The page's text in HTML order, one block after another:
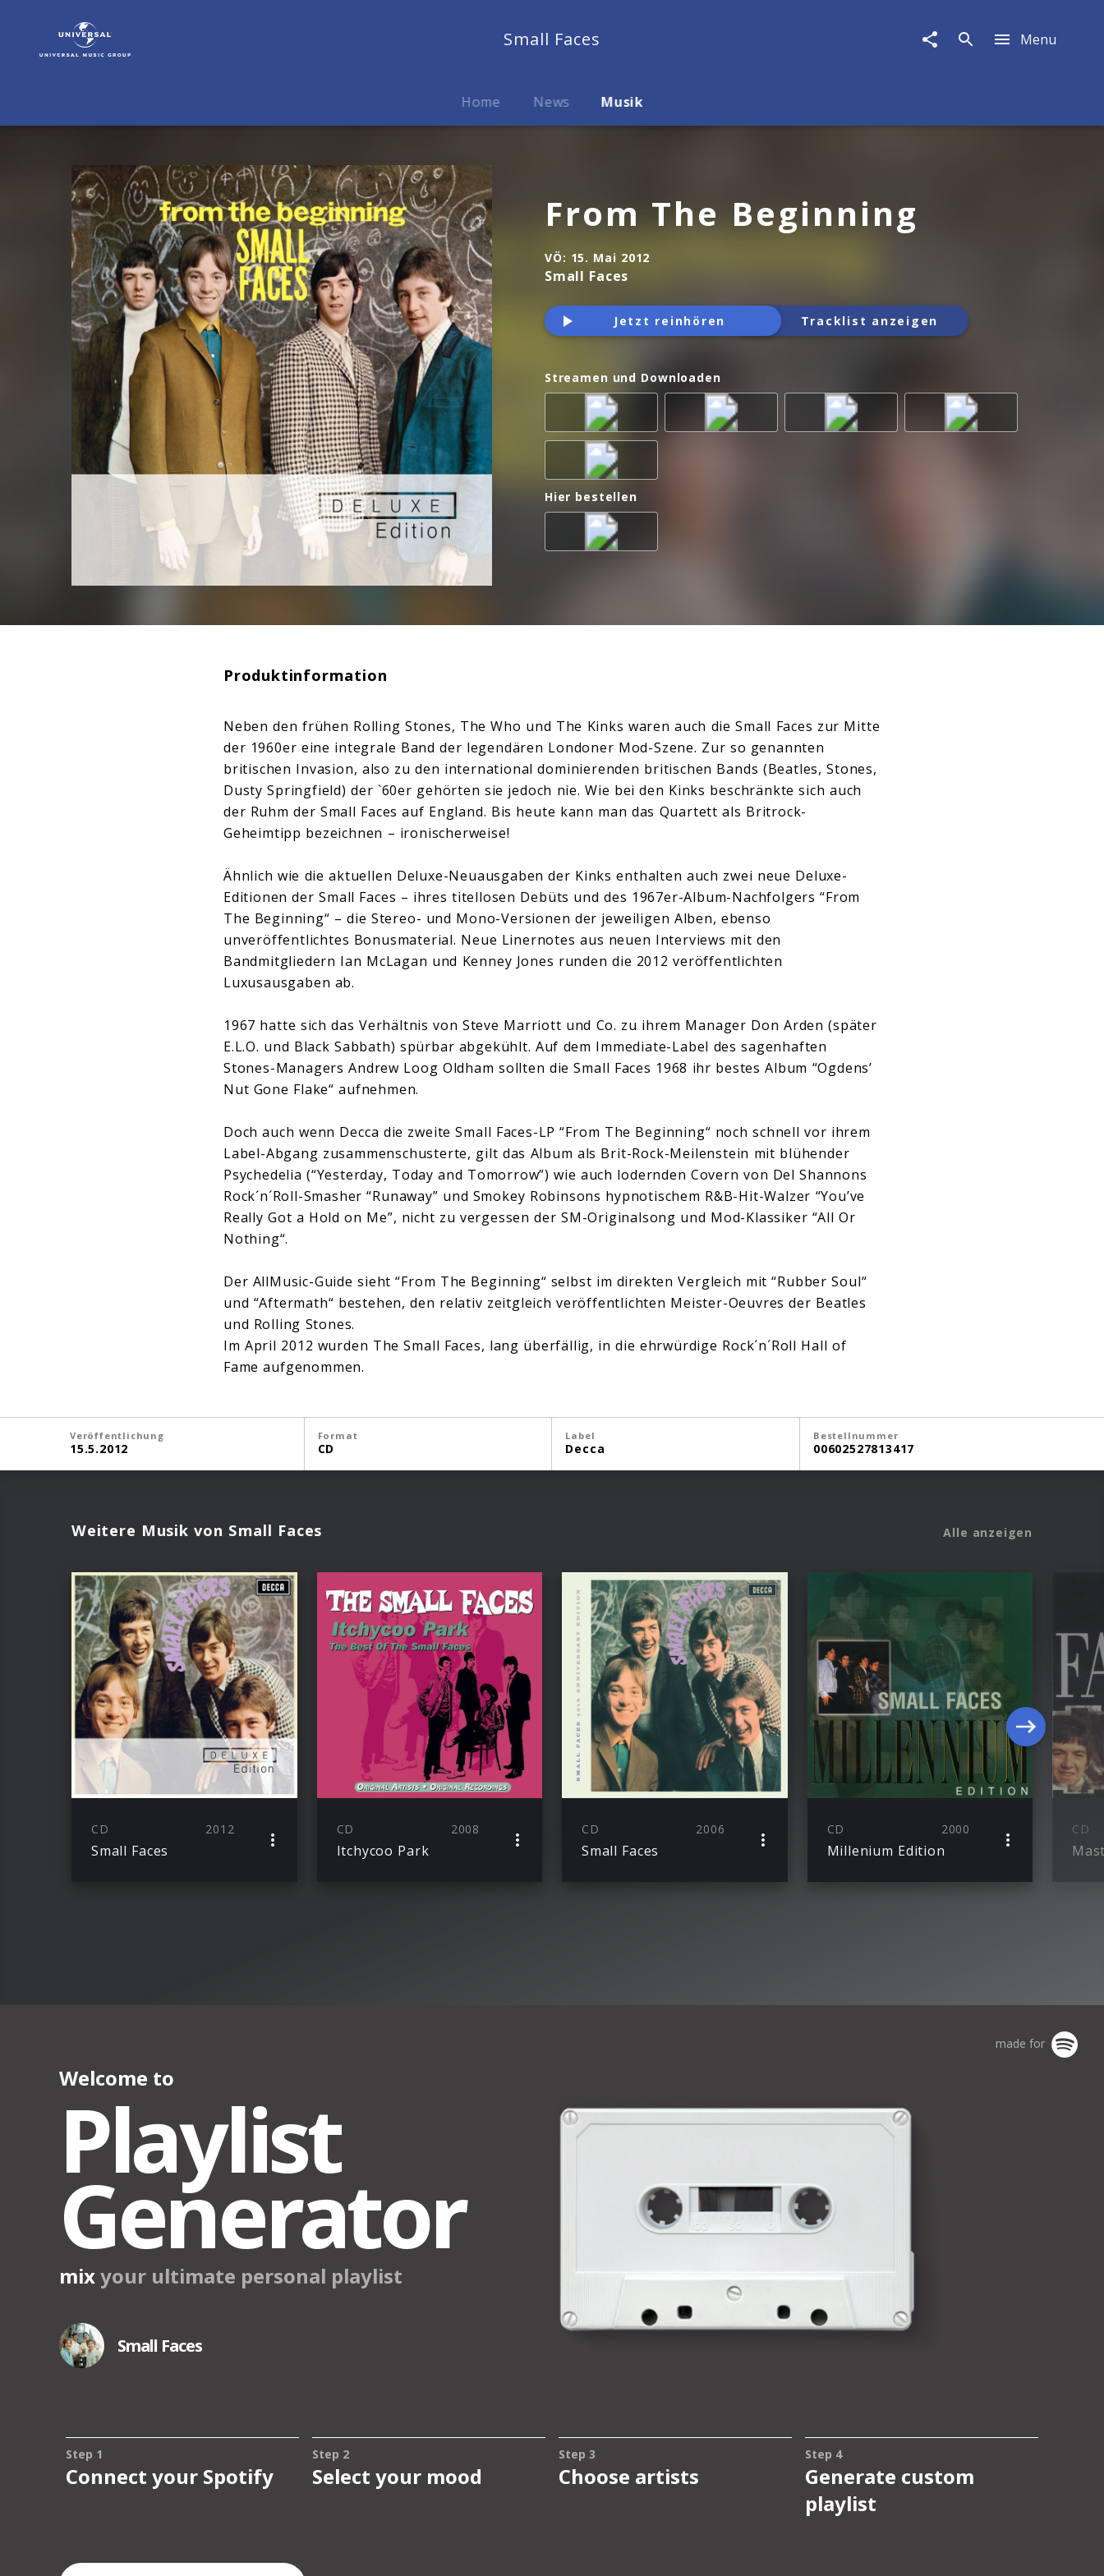
The
Small Faces Menu
Home News Musik
From The Beginning
VÖ: 15. Mai 2012
Small Faces
Jetzt reinhören Tracklist anzeigen
Streamen und Downloaden
Hier bestellen
Produktinformation
Neben den frühen Rolling Stones, The Who und The Kinks waren auch die Small Faces zur Mitte
der 1960er eine integrale Band der legendären Londoner Mod-Szene. Zur so genannten
britischen Invasion, also zu den international dominierenden britischen Bands (Beatles, Stones,
Dusty Springfield) der `60er gehörten sie jedoch nie. Wie bei den Kinks beschränkte sich auch
der Ruhm der Small Faces auf England. Bis heute kann man das Quartett als Britrock-
Geheimtipp bezeichnen – ironischerweise!
Ähnlich wie die aktuellen Deluxe-Neuausgaben der Kinks enthalten auch zwei neue Deluxe-
Editionen der Small Faces – ihres titellosen Debüts und des 1967er-Album-Nachfolgers “From
The Beginning“ – die Stereo- und Mono-Versionen der jeweiligen Alben, ebenso
unveröffentlichtes Bonusmaterial. Neue Linernotes aus neuen Interviews mit den
Bandmitgliedern Ian McLagan und Kenney Jones runden die 2012 veröffentlichten
Luxusausgaben ab.
1967 hatte sich das Verhältnis von Steve Marriott und Co. zu ihrem Manager Don Arden (später
E.L.O. und Black Sabbath) spürbar abgekühlt. Auf dem Immediate-Label des sagenhaften
Stones-Managers Andrew Loog Oldham sollten die Small Faces 1968 ihr bestes Album “Ogdens’
Nut Gone Flake“ aufnehmen.
Doch auch wenn Decca die zweite Small Faces-LP “From The Beginning“ noch schnell vor ihrem
Label-Abgang zusammenschusterte, gilt das Album als Brit-Rock-Meilenstein mit blühender
Psychedelia (“Yesterday, Today and Tomorrow”) wie auch lodernden Covern von Del Shannons
Rock´n´Roll-Smasher “Runaway” und Smokey Robinsons hypnotischem R&B-Hit-Walzer “You’ve
Really Got a Hold on Me”, nicht zu vergessen der SM-Originalsong und Mod-Klassiker “All Or
Nothing“.
Der AllMusic-Guide sieht “From The Beginning“ selbst im direkten Vergleich mit “Rubber Soul“
und “Aftermath“ bestehen, den relativ zeitgleich veröffentlichten Meister-Oeuvres der Beatles
und Rolling Stones.
Im April 2012 wurden The Small Faces, lang überfällig, in die ehrwürdige Rock´n´Roll Hall of
Fame aufgenommen.
Veröffentlichung
15.5.2012
Format
CD
Label
Decca
Bestellnummer
00602527813417
Weitere Musik von Small Faces Alle anzeigen
CD 2012
Small Faces
CD 2008
Itchycoo Park
CD 2006
Small Faces
CD 2000
Millenium Edition
CD